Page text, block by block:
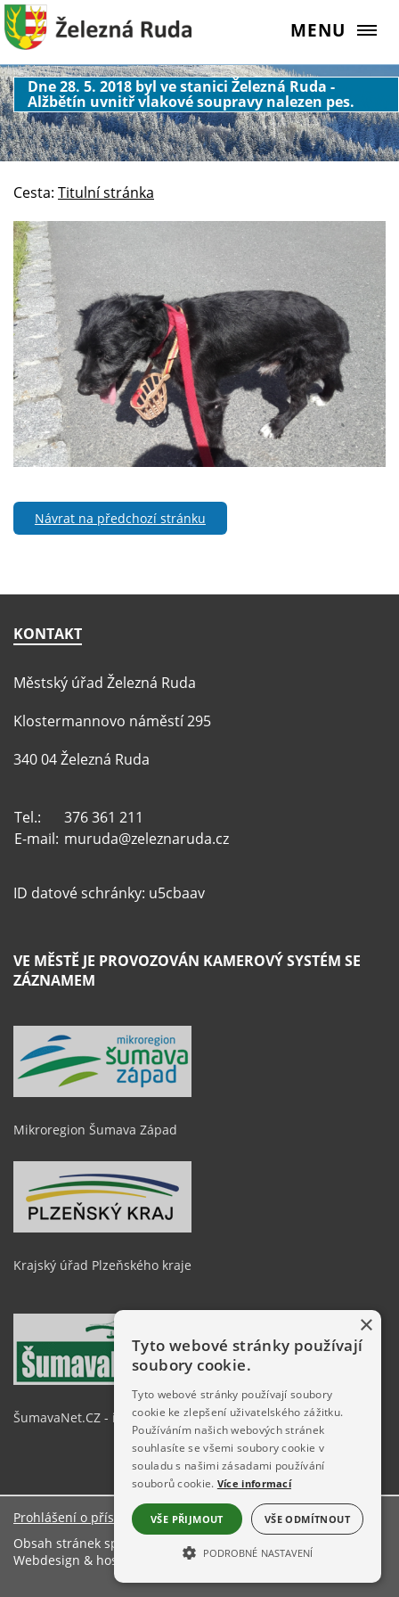
MENU
Dne 28. 5. 2018 byl ve stanici Železná Ruda -
Alžbětín uvnitř vlakové soupravy nalezen pes.
Cesta: Titulní stránka
Návrat na předchozí stránku
KONTAKT
Městský úřad Železná Ruda
Klostermannovo náměstí 295
340 04 Železná Ruda
Tel.:
376 361 211
E-mail: muruda@zeleznaruda.cz
ID datové schránky: u5cbaav
VE MĚSTĚ JE PROVOZOVÁN KAMEROVÝ SYSTÉM SE
ZÁZNAMEM
Mikroregion Šumava Západ
Krajský úřad Plzeňského kraje
ŠumavaNet.CZ - informace o regionu
Prohlášení o přístupnosti
Obsah stránek spravuje: Městský úřad Železná Ruda
Webdesign & hosting:
ŠumavaNet.CZ
×
Tyto webové stránky používají
soubory cookie.
Tyto webové stránky používají soubory
cookie ke zlepšení uživatelského zážitku.
Používáním našich webových stránek
souhlasíte se všemi soubory cookie v
souladu s našimi zásadami používání
souborů cookie. Více informací
VŠE PŘIJMOUT VŠE ODMÍTNOUT
PODROBNÉ NASTAVENÍ
NEZBYTNĚ NUTNÉ SOUBORY